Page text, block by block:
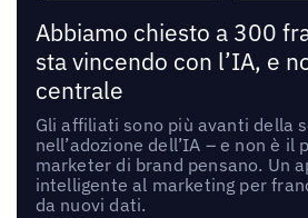
Abbiamo chiesto a 300
sta vincendo con l’IA, e
centrale
Gli affiliati sono più avanti della
nell’adozione dell’IA – e non è il
marketer di brand pensano. Un
intelligente al marketing per
da nuovi dati.